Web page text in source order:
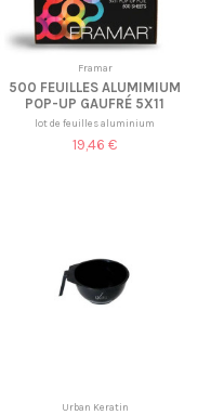
Framar
500 FEUILLES ALUMIMIUM
POP-UP GAUFRÉ 5X11
lot de feuilles aluminium
19,46 €
Urban Keratin